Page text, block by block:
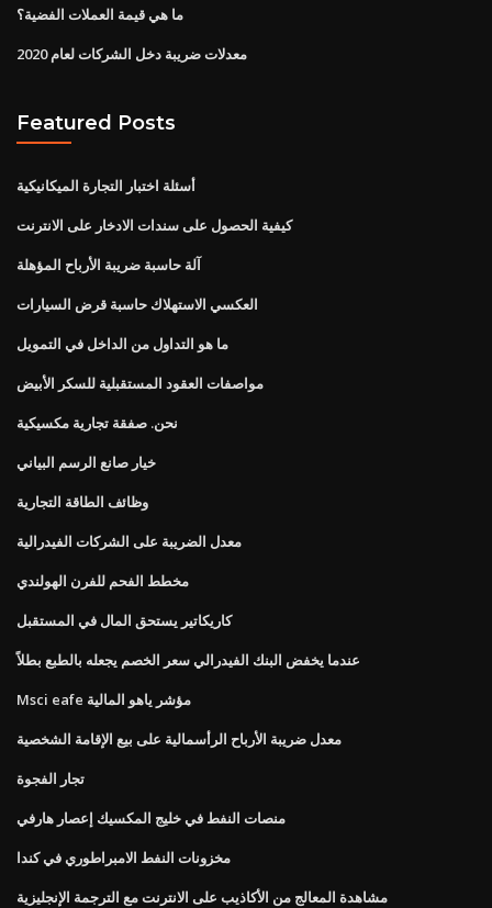
ما هي قيمة العملات الفضية؟
معدلات ضريبة دخل الشركات لعام 2020
Featured Posts
أسئلة اختبار التجارة الميكانيكية
كيفية الحصول على سندات الادخار على الانترنت
آلة حاسبة ضريبة الأرباح المؤهلة
العكسي الاستهلاك حاسبة قرض السيارات
ما هو التداول من الداخل في التمويل
مواصفات العقود المستقبلية للسكر الأبيض
نحن. صفقة تجارية مكسيكية
خيار صانع الرسم البياني
وظائف الطاقة التجارية
معدل الضريبة على الشركات الفيدرالية
مخطط الفحم للفرن الهولندي
كاريكاتير يستحق المال في المستقبل
عندما يخفض البنك الفيدرالي سعر الخصم يجعله بالطبع بطلاً
Msci eafe مؤشر ياهو المالية
معدل ضريبة الأرباح الرأسمالية على بيع الإقامة الشخصية
تجار الفجوة
منصات النفط في خليج المكسيك إعصار هارفي
مخزونات النفط الامبراطوري في كندا
مشاهدة المعالج من الأكاذيب على الانترنت مع الترجمة الإنجليزية